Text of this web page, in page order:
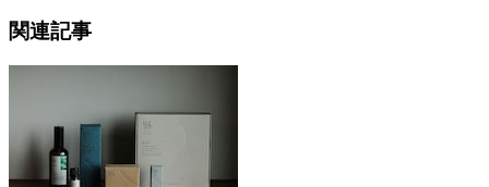
関連記事